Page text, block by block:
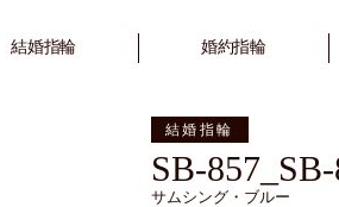
結婚指輪
Marriage 婚約指輪
Engagement
結婚指輪
SB-
サムシング・ブルー